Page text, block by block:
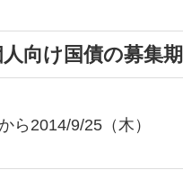
向け国債の募集
ら2014/9/25（木）